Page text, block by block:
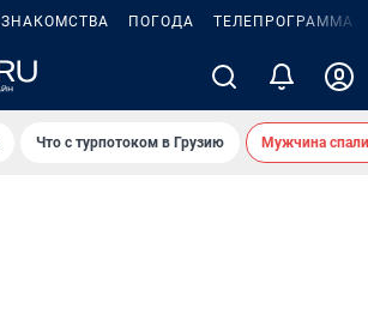
ЗНАКОМСТВА ПОГОДА ТЕЛЕПРОГРАММА
Что с турпотоком в Грузию Мужчина